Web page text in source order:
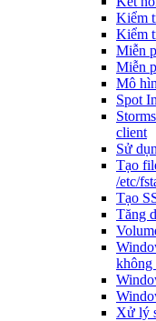
Kiểm
Kiểm
Miễn
Miễn
Mô
Spot
client
Sử
Tạo
/etc/
Tạo
Tăng
không
Xử lý